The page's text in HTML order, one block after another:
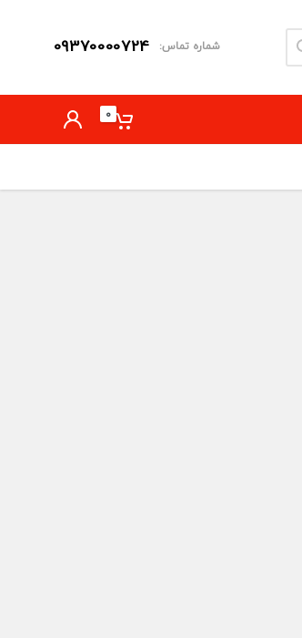
شماره تماس: 09370000724
0